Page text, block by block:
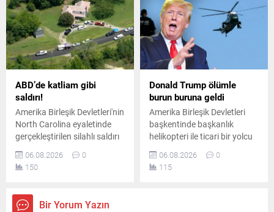
tedbirler tartışılmaya devam
ediyor.
açıklandı.
ABD’de katliam gibi
saldırı!
Amerika Birleşik Devletleri'nin
North Carolina eyaletinde
gerçekleştirilen silahlı saldırı
sonucunda çok sayıda kişi
hayatını kaybetti. Bölgeye
çok sayıda ekip sevk edilirken
soruşturma başlatıldı.
06.08.2026
0
150
Donald Trump ölümle
burun buruna geldi
Amerika Birleşik Devletleri
başkentinde başkanlık
helikopteri ile ticari bir yolcu
uçağı havada tehlikeli
biçimde yakınlaştı. Emniyet
sınırlarının ihlal edildiği olay
06.08.2026
0
115
Bir Yorum Yazın